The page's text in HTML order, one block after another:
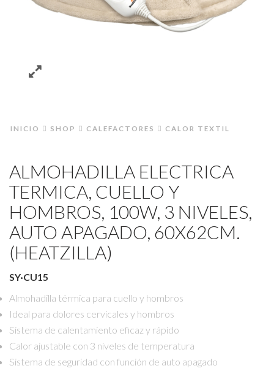
INICIO SHOP CALEFACTORES CALOR TEXTIL
ALMOHADILLA ELECTRICA
TERMICA, CUELLO Y
HOMBROS, 100W, 3 NIVELES,
AUTO APAGADO, 60X62CM.
(HEATZILLA)
SY·CU15
Almohadilla térmica para cuello y hombros
Ideal para dolores cervicales y hombros
Sistema de calentamiento eficaz y rápido
Calor ajustable con 3 niveles de temperatura
Sistema de seguridad con función de auto apagado